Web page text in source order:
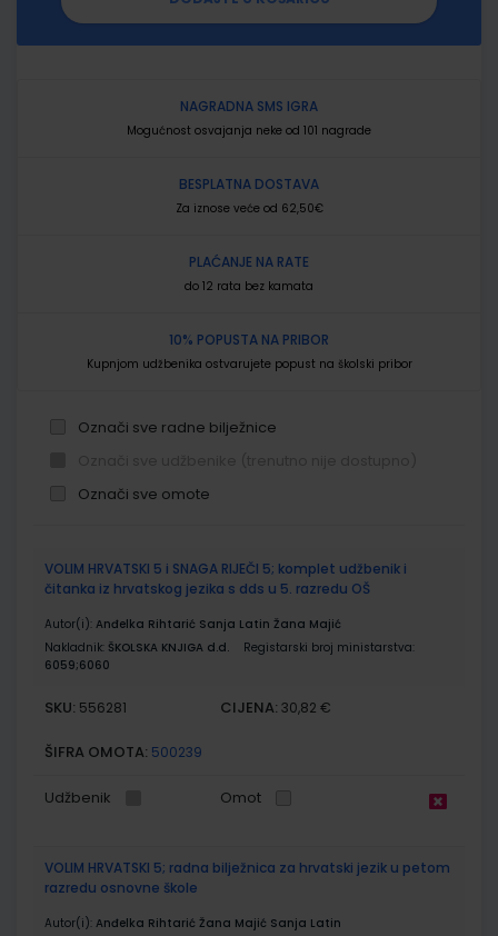
NAGRADNA SMS IGRA
Mogućnost osvajanja neke od 101 nagrade
BESPLATNA DOSTAVA
Za iznose veće od 62,50€
PLAĆANJE NA RATE
do 12 rata bez kamata
10% POPUSTA NA PRIBOR
Kupnjom udžbenika ostvarujete popust na školski pribor
Označi sve radne bilježnice
Označi sve omote
proizvodi
VOLIM HRVATSKI 5 i SNAGA RIJEČI 5; komplet udžbenik i
čitanka iz hrvatskog jezika s dds u 5. razredu OŠ
Autor(i): Anđelka Rihtarić Sanja Latin Žana Majić
Nakladnik: ŠKOLSKA KNJIGA d.d.
Registarski broj ministarstva:
6059;6060
SKU: 556281 CIJENA: 30,82 €
ŠIFRA OMOTA: 500239
Udžbenik Omot
VOLIM HRVATSKI 5; radna bilježnica za hrvatski jezik u petom
razredu osnovne škole
Autor(i): Anđelka Rihtarić Žana Majić Sanja Latin